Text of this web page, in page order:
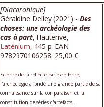
[Diachronique]
Géraldine Delley (2021) - Des
choses: une archéologie des
cas à part, Hauterive,
Laténium, 445 p. EAN
9782970106258, 25,00 €.
Science de la collecte par excellence,
l'archéologie a fondé une grande partie de sa
connaissance sur la comparaison et la
constitution de séries d'artefacts.